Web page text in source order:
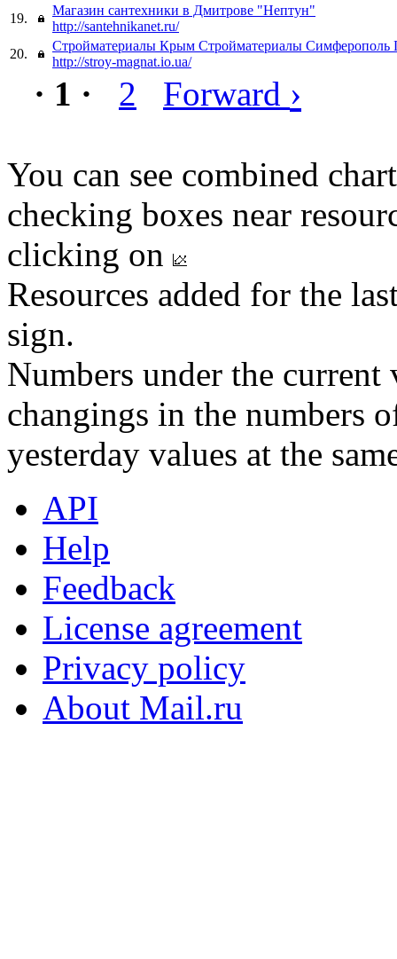
19.
Магазин сантехники в Дмитрове "Нептун"
http://santehnikanet.ru/
20.
Стройматериалы Крым Стройматериалы Симферополь
http://stroy-magnat.io.ua/
· 1 · 2 Forward ›
You can see combined
checking boxes near
clicking on
Resources added for the
sign.
Numbers under the
changings in the numbers
yesterday values at the
API
Help
Feedback
License agreement
Privacy policy
About Mail.ru